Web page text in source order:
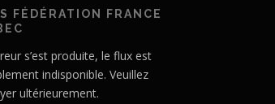
FÉDÉRATION FRANCE
s’est produite, le flux est
indisponible. Veuillez
ultérieurement.